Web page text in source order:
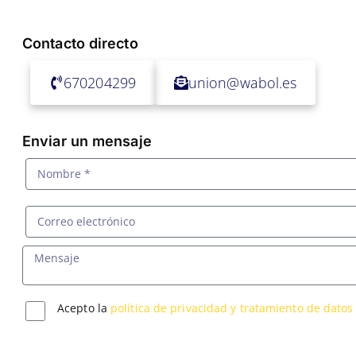
Contacto directo
670204299 union@wabol.es
Enviar un mensaje
Acepto la política de privacidad y tratamiento de datos